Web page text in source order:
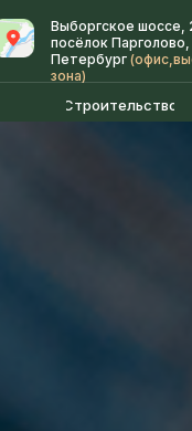
Строительство
Выборгское шоссе,
посёлок
Петербург
зона)